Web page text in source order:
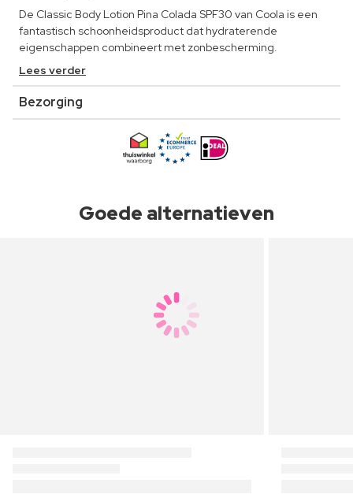
De Classic Body Lotion Pina Colada SPF30 van Coola is een
fantastisch schoonheidsproduct dat hydraterende
eigenschappen combineert met zonbescherming.
Lees verder
Bezorging
Goede alternatieven